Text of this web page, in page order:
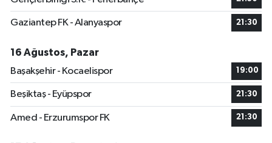
Gaziantep FK - Alanyaspor 21:30
16 Ağustos, Pazar
Başakşehir - Kocaelispor
19:00
Beşiktaş - Eyüpspor 21:30
Amed - Erzurumspor FK 21:30